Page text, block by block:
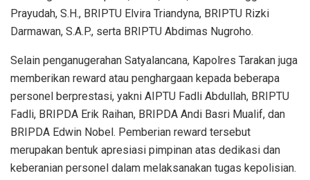
Prayudah, S.H., BRIPTU Elvira Triandyna, BRIPTU Rizki
Darmawan, S.A.P., serta BRIPTU Abdimas Nugroho.
Selain penganugerahan Satyalancana, Kapolres Tarakan juga
memberikan reward atau penghargaan kepada beberapa
personel berprestasi, yakni AIPTU Fadli Abdullah, BRIPTU
Fadli, BRIPDA Erik Raihan, BRIPDA Andi Basri Mualif, dan
BRIPDA Edwin Nobel. Pemberian reward tersebut
merupakan bentuk apresiasi pimpinan atas dedikasi dan
keberanian personel dalam melaksanakan tugas kepolisian.